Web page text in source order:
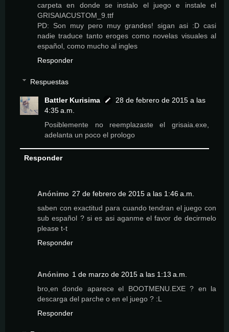
carpeta en donde se instalo el juego e instale el
GRISAIACUSTOM_9.ttf
PD: Son muy pero muy grandes! sigan asi :D casi
nadie traduce tanto eroges como novelas visuales al
español, como mucho al ingles
Responder
Respuestas
Battler Kurisima
28 de febrero de 2015 a las
4:35 a.m.
Posiblemente no reemplazaste el grisaia.exe,
adelanta un poco el prologo
Responder
Anónimo 27 de febrero de 2015 a las 1:46 a.m.
saben con exactitud para cuando tendran el juego con
sub español ? si es asi aganme el favor de decirmelo
please t-t
Responder
Anónimo 1 de marzo de 2015 a las 1:13 a.m.
bro,en donde aparece el BOOTMENU.EXE ? en la
descarga del parche o en el juego ? :L
Responder